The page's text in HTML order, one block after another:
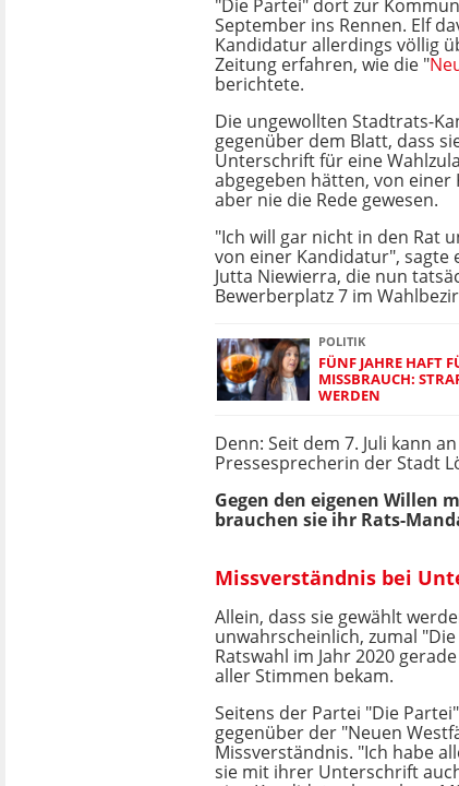
"Die Partei" dort zur
September ins Rennen. Elf
Kandidatur allerdings völlig
Zeitung erfahren, wie die "
berichtete.
Die ungewollten Stadtrats-
gegenüber dem Blatt, dass
Unterschrift für eine
abgegeben hätten, von einer
aber nie die Rede gewesen.
"Ich will gar nicht in den Rat
von einer Kandidatur", sagte
Jutta Niewierra, die nun
Bewerberplatz 7 im
POLITIK
FÜNF JAHRE HAFT
MISSBRAUCH:
WERDEN
Denn: Seit dem 7. Juli kann
Pressesprecherin der Stadt
Gegen den eigenen Willen
brauchen sie ihr Rats-
Missverständnis bei
Allein, dass sie gewählt
unwahrscheinlich, zumal
Ratswahl im Jahr 2020
aller Stimmen bekam.
Seitens der Partei "Die
gegenüber der "Neuen
Missverständnis. "Ich habe
sie mit ihrer Unterschrift